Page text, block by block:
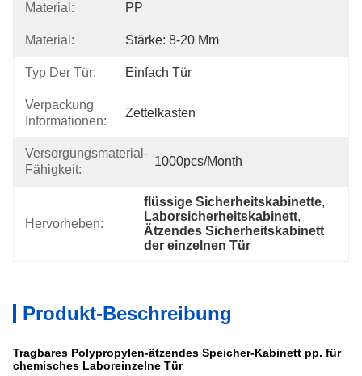
Material: PP
Material: Stärke: 8-20 Mm
Typ Der Tür: Einfach Tür
Verpackung
Informationen:
Zettelkasten
Versorgungsmaterial-
Fähigkeit:
1000pcs/month
Hervorheben:
flüssige Sicherheitskabinette,
Laborsicherheitskabinett,
Ätzendes Sicherheitskabinett
der einzelnen Tür
Produkt-Beschreibung
Tragbares Polypropylen-ätzendes Speicher-Kabinett pp. für
chemisches Laboreinzelne Tür